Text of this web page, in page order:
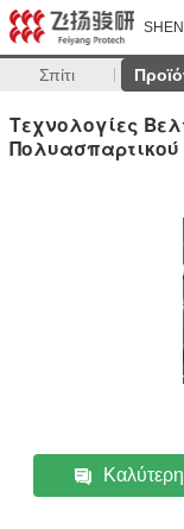
Σπίτι
Τεχνολογίες
Πολυασπαρτικού
Καλύτερη